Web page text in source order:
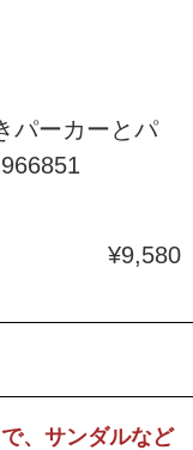
パーカーとパ
¥9,580
、サンダルなど